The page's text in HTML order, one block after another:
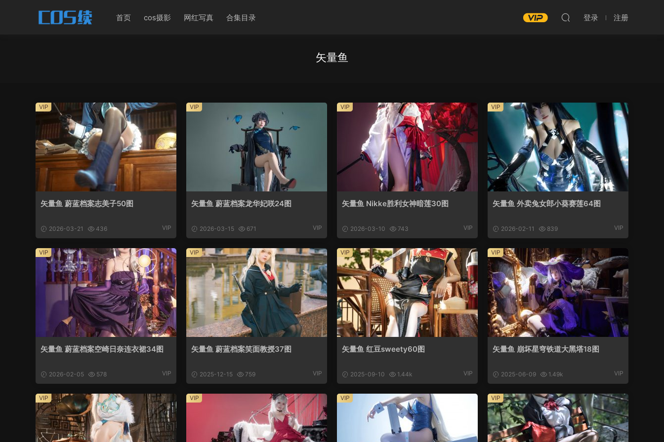
首页 cos摄影 网红写真 合集目录 登录 注册
矢量鱼
矢量鱼 蔚蓝档案志美子50图
2026-03-21 436 VIP
VIP
矢量鱼 蔚蓝档案龙华妃咲24图
2026-03-15 671 VIP
VIP
矢量鱼 Nikke胜利女神暗莲30图
2026-03-10 743 VIP
VIP
矢量鱼 外卖兔女郎小葵赛莲64图
2026-02-11 839 VIP
VIP
矢量鱼 蔚蓝档案空崎日奈连衣裙34图
2026-02-05 578 VIP
VIP
矢量鱼 蔚蓝档案笑面教授37图
2025-12-15 759 VIP
VIP
矢量鱼 红豆sweety60图
2025-09-10 1.44k VIP
VIP
矢量鱼 崩坏星穹铁道大黑塔18图
2025-06-09 1.49k VIP
VIP
VIP VIP VIP VIP